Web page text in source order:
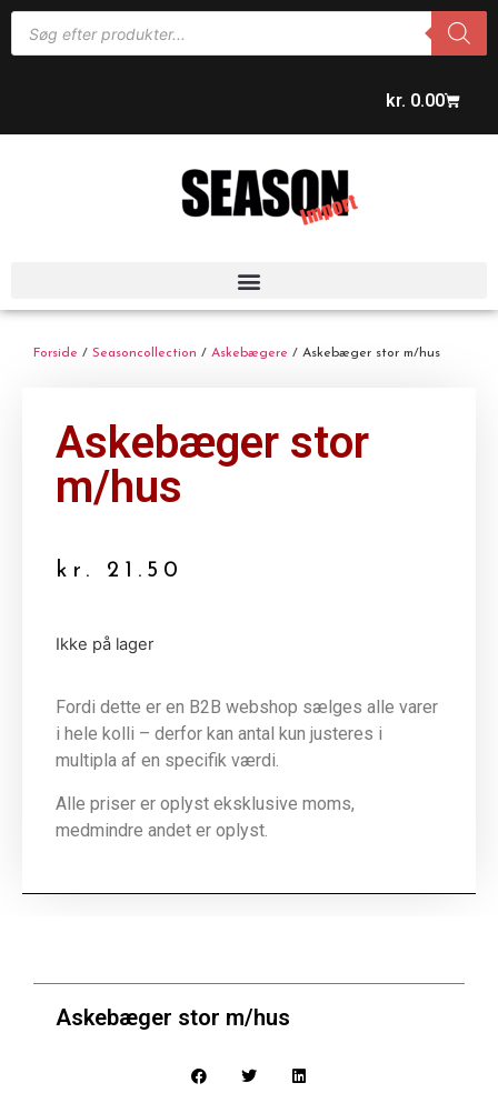
kr. 0.00
Forside / Seasoncollection / Askebægere / Askebæger stor m/hus
Askebæger stor
m/hus
kr. 21.50
Ikke på lager
Fordi dette er en B2B webshop sælges alle varer
i hele kolli – derfor kan antal kun justeres i
multipla af en specifik værdi.
Alle priser er oplyst eksklusive moms,
medmindre andet er oplyst.
Askebæger stor m/hus